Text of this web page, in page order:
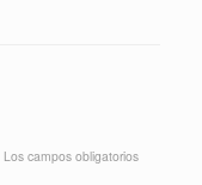
Los campos obligatorios